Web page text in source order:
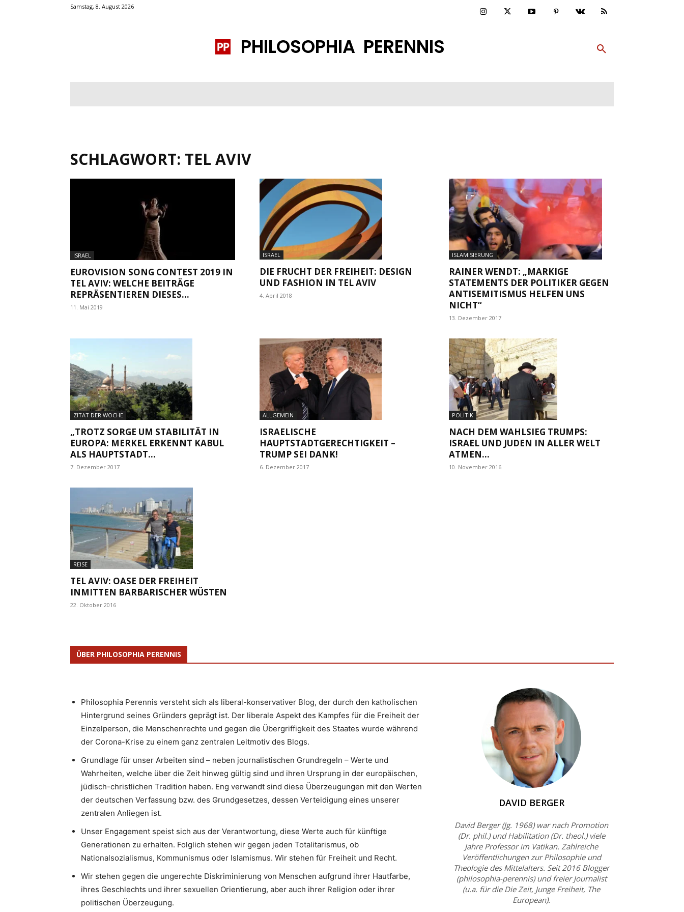
Samstag, 8. August 2026
PHILOSOPHIA PERENNIS
SCHLAGWORT: TEL AVIV
ISRAEL
EUROVISION SONG CONTEST 2019 IN
TEL AVIV: WELCHE BEITRÄGE
REPRÄSENTIEREN DIESES...
11. Mai 2019
ISRAEL
DIE FRUCHT DER FREIHEIT: DESIGN
UND FASHION IN TEL AVIV
4. April 2018
ISLAMISIERUNG
RAINER WENDT: „MARKIGE
STATEMENTS DER POLITIKER GEGEN
ANTISEMITISMUS HELFEN UNS
NICHT“
13. Dezember 2017
ZITAT DER WOCHE
„TROTZ SORGE UM STABILITÄT IN
EUROPA: MERKEL ERKENNT KABUL
ALS HAUPTSTADT...
7. Dezember 2017
ALLGEMEIN
ISRAELISCHE
HAUPTSTADTGERECHTIGKEIT –
TRUMP SEI DANK!
6. Dezember 2017
POLITIK
NACH DEM WAHLSIEG TRUMPS:
ISRAEL UND JUDEN IN ALLER WELT
ATMEN...
10. November 2016
REISE
TEL AVIV: OASE DER FREIHEIT
INMITTEN BARBARISCHER WÜSTEN
22. Oktober 2016
ÜBER PHILOSOPHIA PERENNIS
Philosophia Perennis versteht sich als liberal-konservativer Blog, der durch den katholischen
Hintergrund seines Gründers geprägt ist. Der liberale Aspekt des Kampfes für die Freiheit der
Einzelperson, die Menschenrechte und gegen die Übergriffigkeit des Staates wurde während
der Corona-Krise zu einem ganz zentralen Leitmotiv des Blogs.
Grundlage für unser Arbeiten sind – neben journalistischen Grundregeln – Werte und
Wahrheiten, welche über die Zeit hinweg gültig sind und ihren Ursprung in der europäischen,
jüdisch-christlichen Tradition haben. Eng verwandt sind diese Überzeugungen mit den Werten
der deutschen Verfassung bzw. des Grundgesetzes, dessen Verteidigung eines unserer
zentralen Anliegen ist.
Unser Engagement speist sich aus der Verantwortung, diese Werte auch für künftige
Generationen zu erhalten. Folglich stehen wir gegen jeden Totalitarismus, ob
Nationalsozialismus, Kommunismus oder Islamismus. Wir stehen für Freiheit und Recht.
Wir stehen gegen die ungerechte Diskriminierung von Menschen aufgrund ihrer Hautfarbe,
ihres Geschlechts und ihrer sexuellen Orientierung, aber auch ihrer Religion oder ihrer
politischen Überzeugung.
DAVID BERGER
David Berger (Jg. 1968) war nach Promotion
(Dr. phil.) und Habilitation (Dr. theol.) viele
Jahre Professor im Vatikan. Zahlreiche
Veröffentlichungen zur Philosophie und
Theologie des Mittelalters. Seit 2016 Blogger
(philosophia-perennis) und freier Journalist
(u.a. für die Die Zeit, Junge Freiheit, The
European).